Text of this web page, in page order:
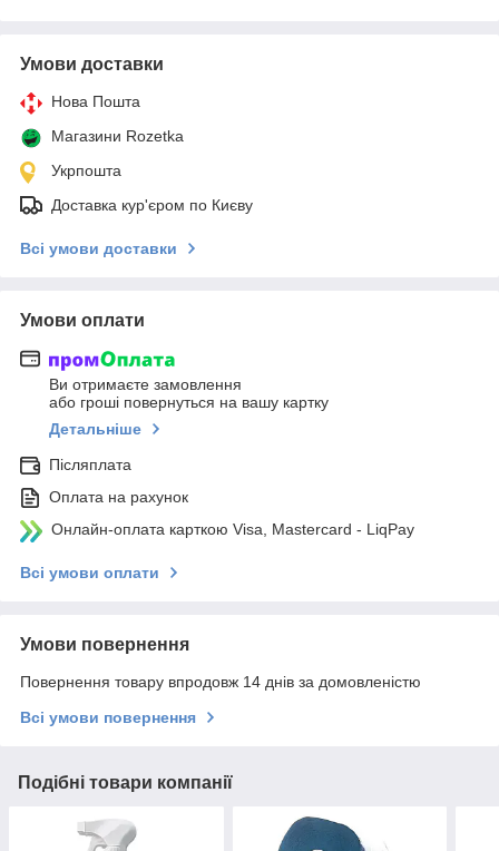
Умови доставки
Нова Пошта
Магазини Rozetka
Укрпошта
Доставка кур'єром по Києву
Всі умови доставки
Умови оплати
Ви отримаєте замовлення
або гроші повернуться на вашу картку
Детальніше
Післяплата
Оплата на рахунок
Онлайн-оплата карткою Visa, Mastercard - LiqPay
Всі умови оплати
Умови повернення
Повернення товару впродовж 14 днів за домовленістю
Всі умови повернення
Подібні товари компанії